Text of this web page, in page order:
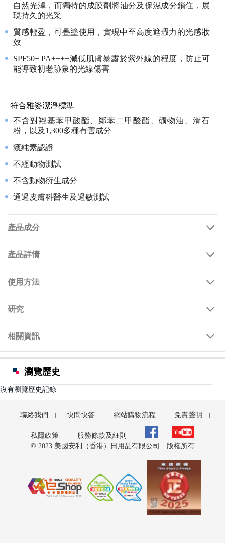
自然光澤，而獨特的成膜劑將油分及保濕成分鎖住，展
現持久的光采
質感輕盈，可疊塗使用，實現中至高度遮瑕力的光感妝
效
SPF50+ PA++++減低肌膚暴露於紫外線的程度，防止可
能導致初老跡象的光線傷害
符合雅姿潔淨標準
不含對羥基苯甲酸酯、鄰苯二甲酸酯、礦物油、滑石
粉，以及1,300多種有害成分
獲純素認證
不經動物測試
不含動物衍生成分
通過皮膚科醫生及過敏測試
產品成分
產品詳情
使用方法
研究
相關資訊
瀏覽歷史
沒有瀏覽歷史記錄
聯絡我們 快問快答 網站購物流程 免責聲明
私隱政策
服務條款及細則
© 2023 美國安利（香港）日用品有限公司 版權所有